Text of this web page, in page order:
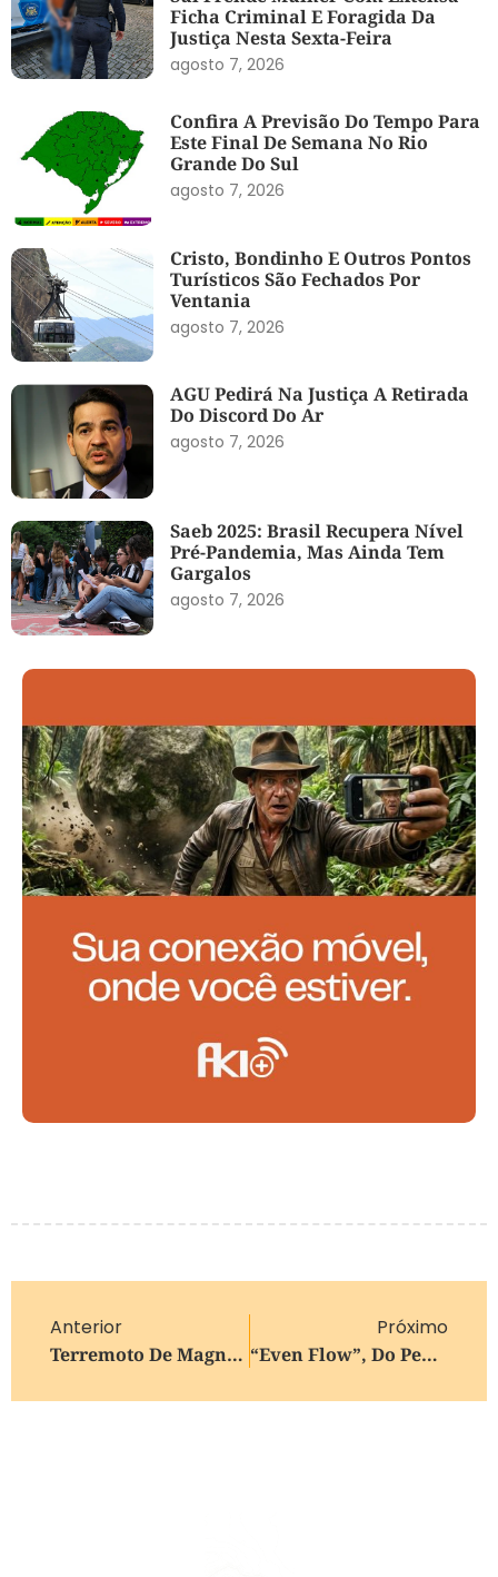
Ficha Criminal E Foragida Da
Justiça Nesta Sexta-Feira
agosto 7, 2026
Confira A Previsão Do Tempo Para
Este Final De Semana No Rio
Grande Do Sul
agosto 7, 2026
Cristo, Bondinho E Outros Pontos
Turísticos São Fechados Por
Ventania
agosto 7, 2026
AGU Pedirá Na Justiça A Retirada
Do Discord Do Ar
agosto 7, 2026
Saeb 2025: Brasil Recupera Nível
Pré-Pandemia, Mas Ainda Tem
Gargalos
agosto 7, 2026
Anterior
Terremoto De Magnitude 6,3 Atinge O Sul Do México E Não Deixa Danos Graves
Próximo
“Even Flow”, Do Pearl Jam, É Apontada Pela American Heart Association Como Ritmo Ideal Para RCP